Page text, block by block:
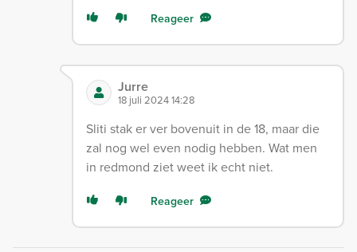
Reageer
Jurre
18 juli 2024 14:28
Sliti stak er ver bovenuit in de 18, maar die
zal nog wel even nodig hebben. Wat men
in redmond ziet weet ik echt niet.
Reageer